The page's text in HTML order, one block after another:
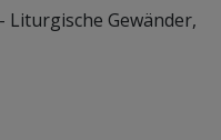
Liturgische Gewänder,